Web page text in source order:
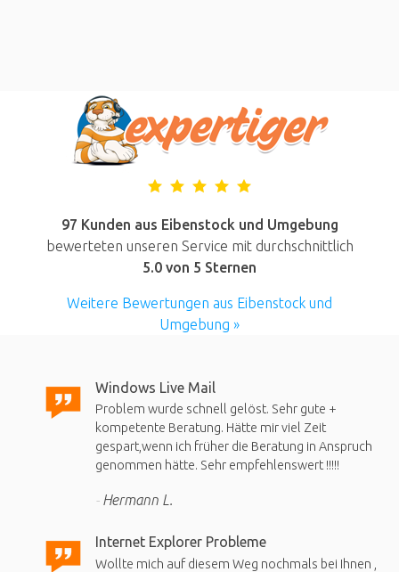
97 Kunden aus Eibenstock und Umgebung
bewerteten unseren Service mit durchschnittlich
5.0 von 5 Sternen
Weitere Bewertungen aus Eibenstock und
Umgebung »
Windows Live Mail
Problem wurde schnell gelöst. Sehr gute +
kompetente Beratung. Hätte mir viel Zeit
gespart,wenn ich früher die Beratung in Anspruch
genommen hätte. Sehr empfehlenswert !!!!!
Hermann L.
Internet Explorer Probleme
Wollte mich auf diesem Weg nochmals bei Ihnen ,